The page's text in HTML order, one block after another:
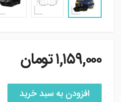
۱,۱۵۹,۰۰۰تومان
افزودن به سبد خرید